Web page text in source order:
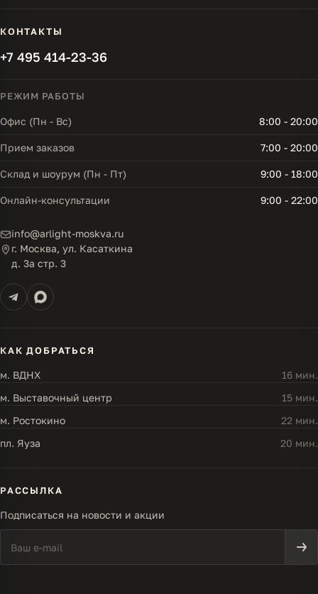
КОНТАКТЫ
+7 495 414-23-36
РЕЖИМ РАБОТЫ
Офис (Пн - Вс) 8:00 - 20:00
Прием заказов 7:00 - 20:00
Склад и шоурум (Пн - Пт) 9:00 - 18:00
Онлайн-консультации 9:00 - 22:00
info@arlight-moskva.ru
г. Москва, ул. Касаткина
д. 3а стр. 3
КАК ДОБРАТЬСЯ
м. ВДНХ
16 мин.
м. Выставочный центр
15 мин.
м. Ростокино
22 мин.
пл. Яуза
20 мин.
РАССЫЛКА
Подписаться на новости и акции